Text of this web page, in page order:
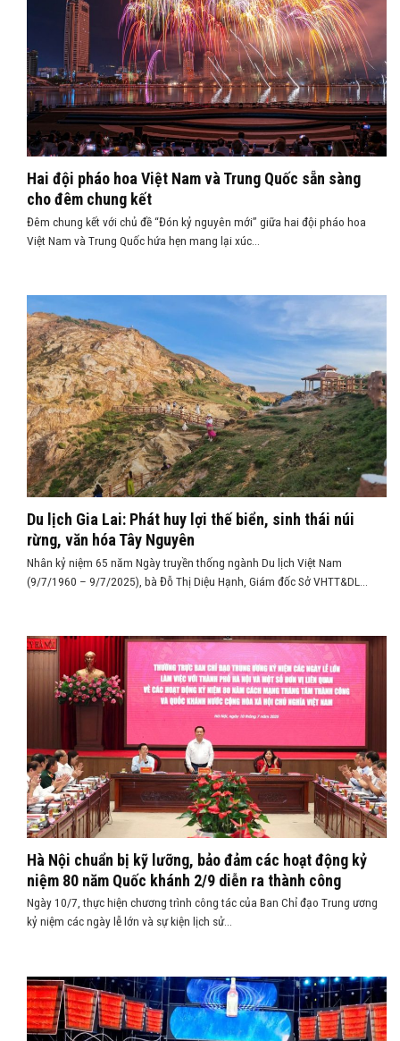
Hai đội pháo hoa Việt Nam và Trung Quốc sẵn sàng
cho đêm chung kết
Đêm chung kết với chủ đề “Đón kỷ nguyên mới” giữa hai đội pháo hoa
Việt Nam và Trung Quốc hứa hẹn mang lại xúc...
Du lịch Gia Lai: Phát huy lợi thế biển, sinh thái núi
rừng, văn hóa Tây Nguyên
Nhân kỷ niệm 65 năm Ngày truyền thống ngành Du lịch Việt Nam
(9/7/1960 – 9/7/2025), bà Đỗ Thị Diệu Hạnh, Giám đốc Sở VHTT&DL...
Hà Nội chuẩn bị kỹ lưỡng, bảo đảm các hoạt động kỷ
niệm 80 năm Quốc khánh 2/9 diễn ra thành công
Ngày 10/7, thực hiện chương trình công tác của Ban Chỉ đạo Trung ương
kỷ niệm các ngày lễ lớn và sự kiện lịch sử...